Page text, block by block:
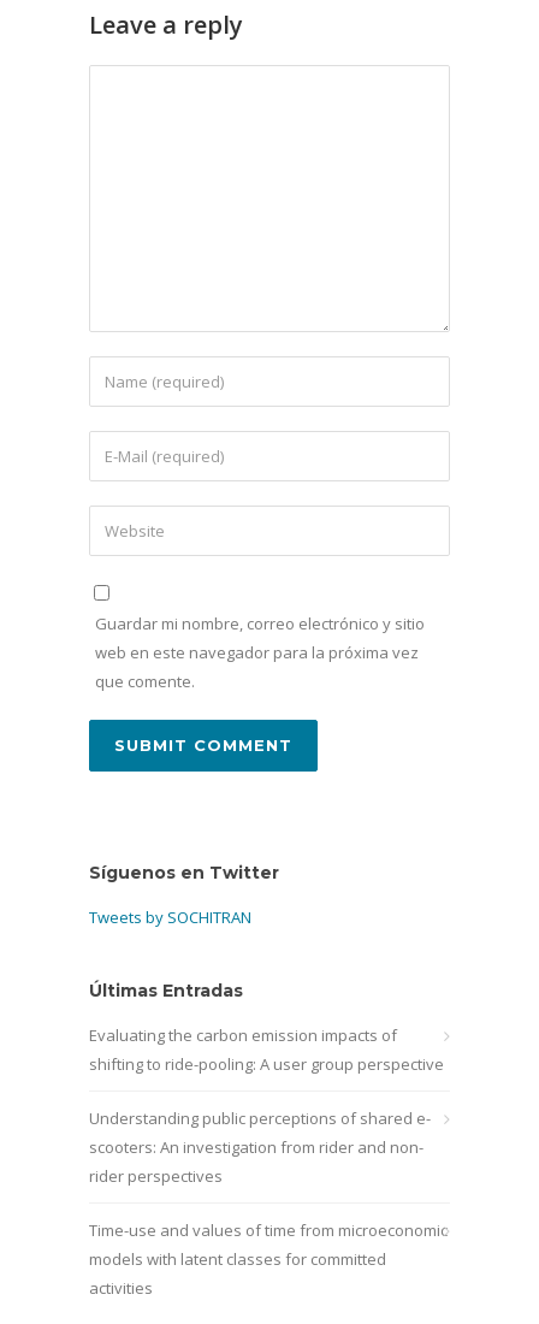
Leave a reply
Guardar mi nombre, correo electrónico y sitio
web en este navegador para la próxima vez
que comente.
Síguenos en Twitter
Tweets by SOCHITRAN
Últimas Entradas
Evaluating the carbon emission impacts of
shifting to ride-pooling: A user group perspective
Understanding public perceptions of shared e-
scooters: An investigation from rider and non-
rider perspectives
Time-use and values of time from microeconomic
models with latent classes for committed
activities